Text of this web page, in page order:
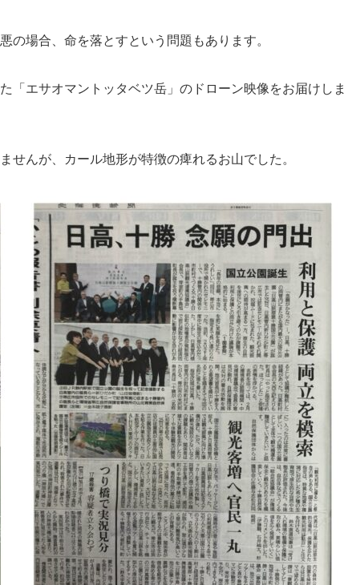
の場合、命を落とすという問題もあります。
「エサオマントッタベツ岳」のドローン映像をお届けしま
せんが、カール地形が特徴の痺れるお山でした。